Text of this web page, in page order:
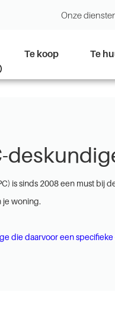
Onze
Te koop Te
-
is sinds 2008 een must bij
je woning.
die daarvoor een